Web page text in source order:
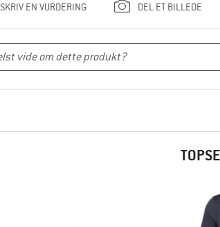
SKRIV EN VURDERING DEL ET BILLEDE